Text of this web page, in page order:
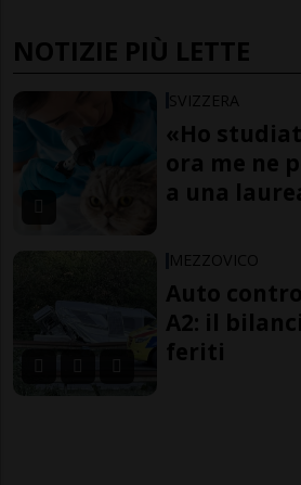
NOTIZIE PIÙ LETTE
SVIZZERA
«Ho
ora me ne
a una
MEZZOVICO
Auto
A2: il
feriti